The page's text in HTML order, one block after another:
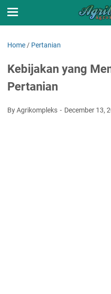
Home / Pertanian
Kebijakan yang
Pertanian
By Agrikompleks December 13,